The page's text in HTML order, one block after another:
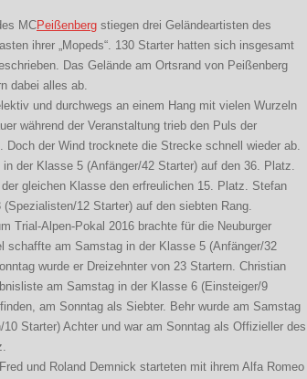
MCPeißenberg stiegen drei Geländeartisten des
ihrer „Mopeds“. 130 Starter hatten sich insgesamt
Das Gelände am Ortsrand von Peißenberg
dabei alles ab.
und durchwegs an einem Hang mit vielen Wurzeln
während der Veranstaltung trieb den Puls der
Doch der Wind trocknete die Strecke schnell wieder ab.
der Klasse 5 (Anfänger/42 Starter) auf den 36. Platz.
gleichen Klasse den erfreulichen 15. Platz. Stefan
(Spezialisten/12 Starter) auf den siebten Rang.
Trial-Alpen-Pokal 2016 brachte für die Neuburger
schaffte am Samstag in der Klasse 5 (Anfänger/32
wurde er Dreizehnter von 23 Startern. Christian
am Samstag in der Klasse 6 (Einsteiger/9
am Sonntag als Siebter. Behr wurde am Samstag
Starter) Achter und war am Sonntag als Offizieller des
und Roland Demnick starteten mit ihrem Alfa Romeo